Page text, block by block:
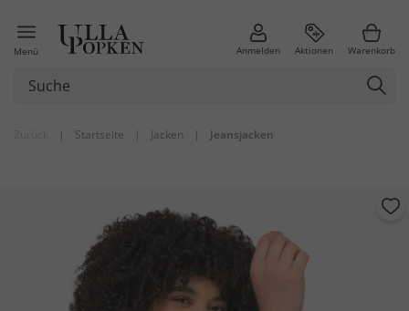
Menü Anmelden Aktionen Warenkorb
| Startseite | Jacken | Jeansjacken